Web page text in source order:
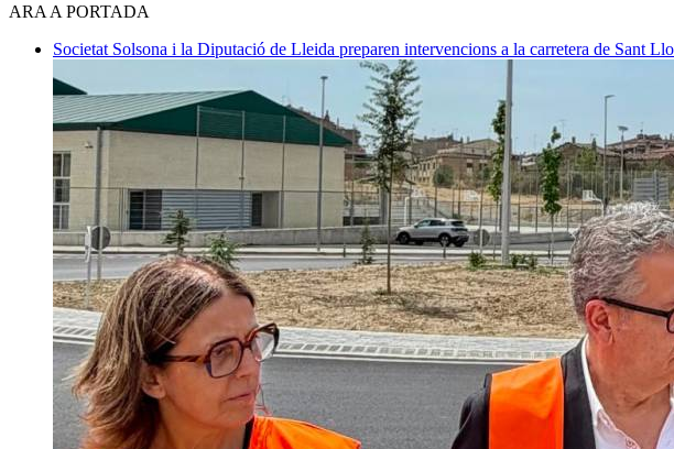
ARA A PORTADA
Societat Solsona i la Diputació de Lleida preparen intervencions a la carretera de Sant